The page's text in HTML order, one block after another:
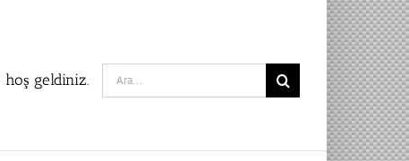
hoş geldiniz.
Search
for:
Sliding
Bar
Area